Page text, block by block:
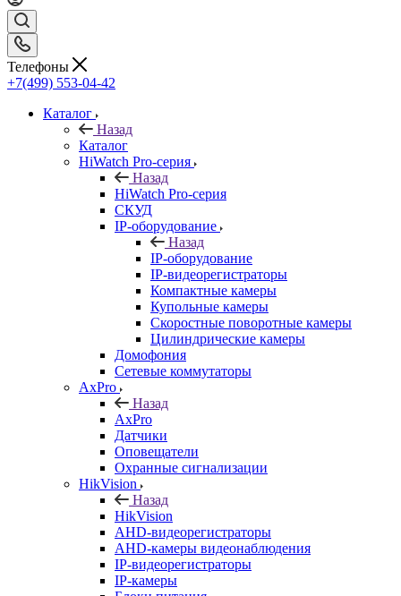
Телефоны
+7(499) 553-04-42
Каталог
Назад
Каталог
HiWatch Pro-серия
Назад
HiWatch Pro-серия
CКУД
IP-оборудование
Назад
IP-оборудование
IP-видеорегистраторы
Компактные камеры
Купольные камеры
Скоростные поворотные камеры
Цилиндрические камеры
Домофония
Сетевые коммутаторы
AxPro
Назад
AxPro
Датчики
Оповещатели
Охранные сигнализации
HikVision
Назад
HikVision
AHD-видеорегистраторы
AHD-камеры видеонаблюдения
IP-видеорегистраторы
IP-камеры